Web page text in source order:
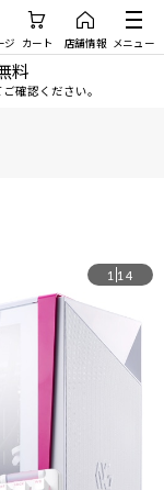
ジ カート 店舗情報 メニュー
料
確認ください。
1 14